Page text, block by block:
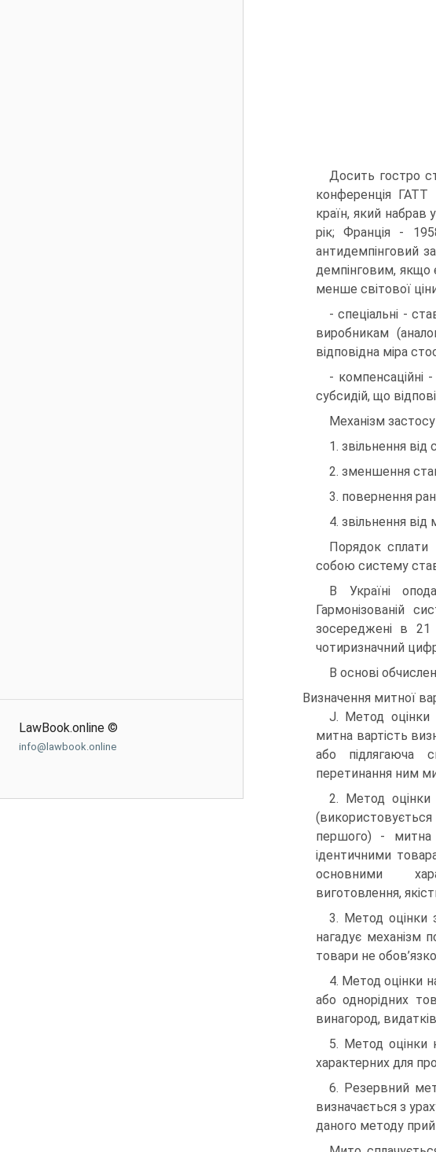
LawBook.online ©
info@lawbook.online
Досить гостро
конференція ГАТТ
країн, який набрав
рік; Франція -
антидемпінговий
демпінговим, якщо
менше світової
- спеціальні -
виробникам
відповідна міра
- компенсаційні
субсидій, що
Механізм
1. звільнення від
2. зменшення
3. повернення
4. звільнення
Порядок
собою систему
В Україні
Гармонізованій
зосереджені в 21
чотиризначний
В основі
Визначення митної
J. Метод оцінки
митна вартість
або підля­гаюча
перетинання ним
2. Метод оцінки
першого) - митна
ідентичними
основними
виготовлення,
3. Метод оцінки
нагадує механізм
товари не
4. Метод оцінки
або однорідних
винагород,
5. Метод оцінки
характерних для
6. Резервний
визначається з
даного методу